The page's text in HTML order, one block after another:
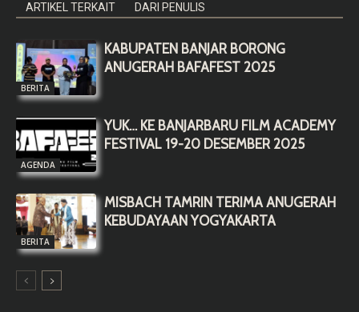
ARTIKEL TERKAIT DARI PENULIS
BERITA
KABUPATEN BANJAR BORONG
ANUGERAH BAFAFEST 2025
AGENDA
YUK… KE BANJARBARU FILM ACADEMY
FESTIVAL 19-20 DESEMBER 2025
BERITA
MISBACH TAMRIN TERIMA ANUGERAH
KEBUDAYAAN YOGYAKARTA